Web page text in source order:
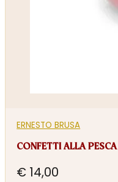
ERNESTO BRUSA
CONFETTI ALLA PESCA
€ 14,00